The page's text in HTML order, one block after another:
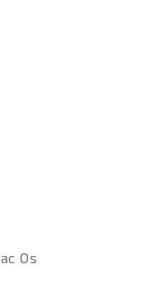
Os